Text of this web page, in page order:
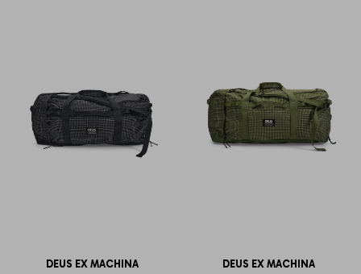
DEUS EX MACHINA DEUS EX MACHINA